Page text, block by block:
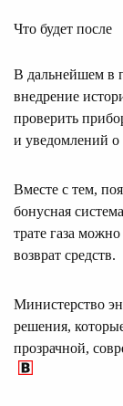
Что будет после
В дальнейшем в
внедрение
проверить
и уведомлений о
Вместе с тем,
бонусная
трате газа
возврат средств.
Министерство
решения,
прозрачной,